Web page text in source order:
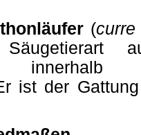
(curre
ist der